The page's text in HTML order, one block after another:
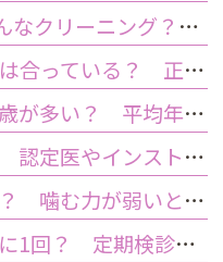
歯医者の「PMTC」とはどんなクリーニング？スケーリングとは何が違うの？
あなたの歯みがきのやり方は合っている？ 正しい歯みがき方法と間違った方法
大人の歯が抜けるのって何歳が多い？ 平均年齢と原因について
歯医者の認定医ってなに？ 認定医やインストラクターの資格を持つ歯医者のメリット
噛む力があるメリットって？ 噛む力が弱いとどうなるの？
歯科検診の頻度って何ヶ月に1回？ 定期検診って何するの？